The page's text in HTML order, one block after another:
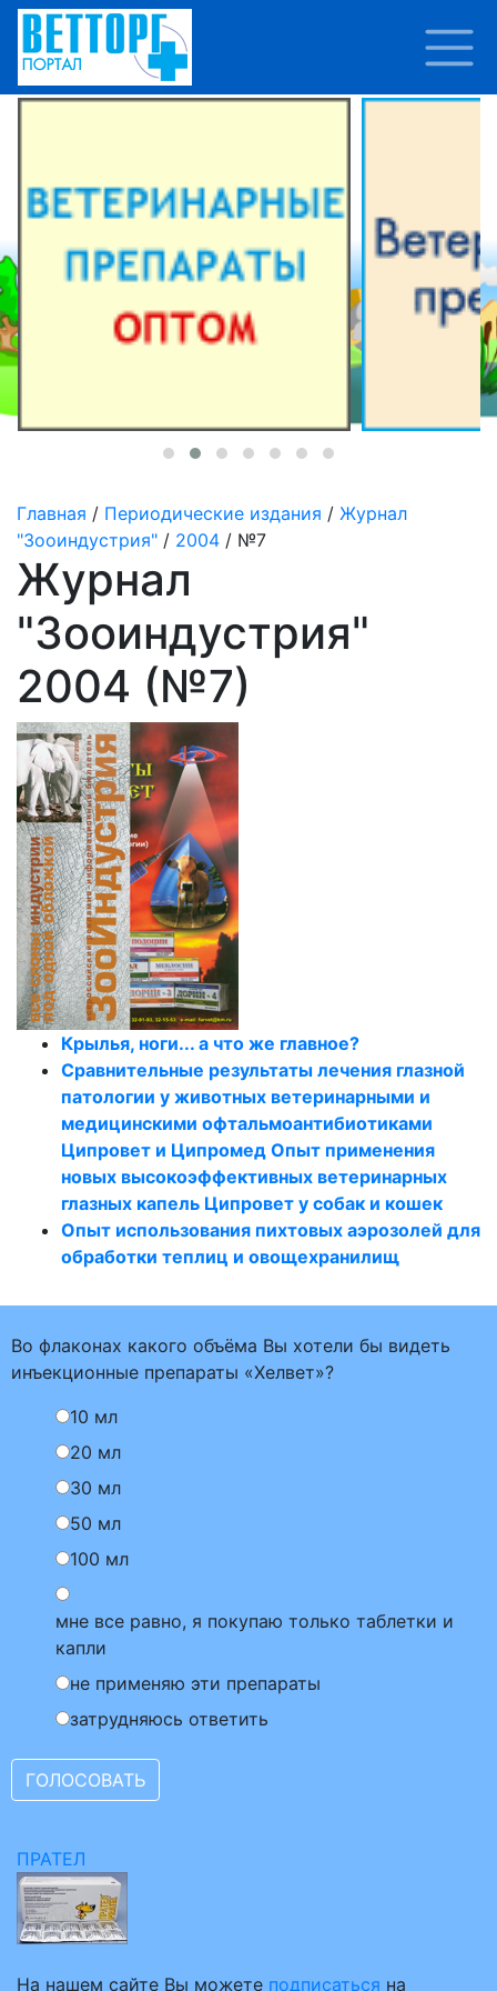
Главная / Периодические издания / Журнал
"Зооиндустрия" / 2004 / №7
Журнал
"Зооиндустрия"
2004 (№7)
Крылья, ноги... а что же главное?
Сравнительные результаты лечения глазной
патологии у животных ветеринарными и
медицинскими офтальмоантибиотиками
Ципровет и Ципромед Опыт применения
новых высокоэффективных ветеринарных
глазных капель Ципровет у собак и кошек
Опыт использования пихтовых аэрозолей для
обработки теплиц и овощехранилищ
Во флаконах какого объёма Вы хотели бы видеть
инъекционные препараты «Хелвет»?
10 мл
20 мл
30 мл
50 мл
100 мл
мне все равно, я покупаю только таблетки и
капли
не применяю эти препараты
затрудняюсь ответить
ПРАТЕЛ
На нашем сайте Вы можете подписаться на